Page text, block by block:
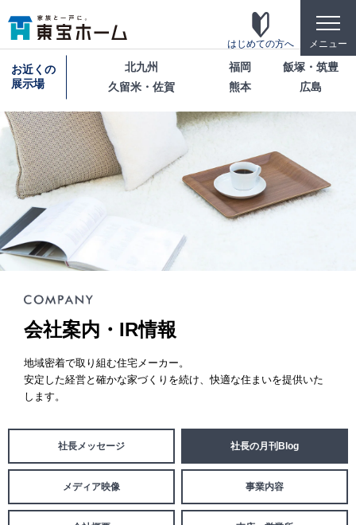
toggle
メニュー
はじめての方へ
東宝ホームの家づくり
家がお施主様にとって「満足して喜ばれている
家」になっている事を目指して・・・
家づくりのこだわり
東宝ホームが自信を持ってお伝えできる「高品
つのポイントを詳しく紹介します。
テクノロジー
「健康・安心・保証」の3つに分けてご説明いたし
ます。
なぜ、ZEHをしなければならないのか？その理由
と当社のZEH住宅普及への取り組み
お近くの
展示場
北九州 福岡
飯塚・筑豊
久留米・佐賀
熊本 広島
会社案内・IR情報
地域密着で取り組む住宅メーカー。
安定した経営と確かな家づくりを続け、快適な住まいを提供いた
します。
社長メッセージ 社長の月刊Blog
メディア映像 事業内容